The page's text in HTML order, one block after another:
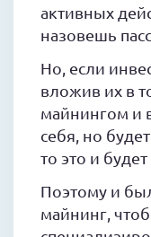
активных
назовешь
Но, если
вложив их в
майнингом и
себя, но
то это и
Поэтому и
майнинг,